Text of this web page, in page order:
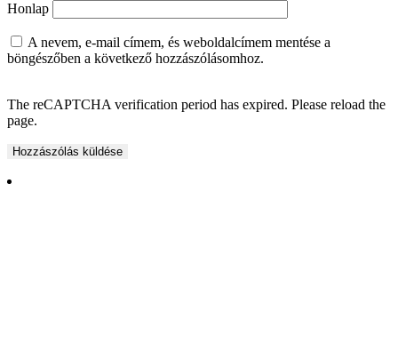
Honlap
A nevem, e-mail címem, és weboldalcímem mentése a
böngészőben a következő hozzászólásomhoz.
The reCAPTCHA verification period has expired. Please reload the
page.